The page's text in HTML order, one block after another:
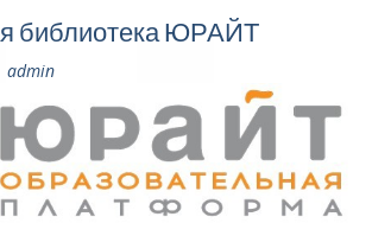
библиотека ЮРАЙТ
admin